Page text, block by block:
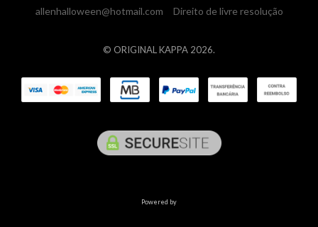
allenhalloween@hotmail.com
Direito de livre resolução
© ORIGINAL KAPPA 2026.
Powered by